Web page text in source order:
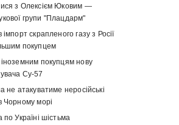
з Олексієм Юковим —
групи "Плацдарм"
скрапленого газу з Росії
покупцем
покупцям нову
Су-57
не атакуватиме неросійські
Чорному морі
Україні шістьма